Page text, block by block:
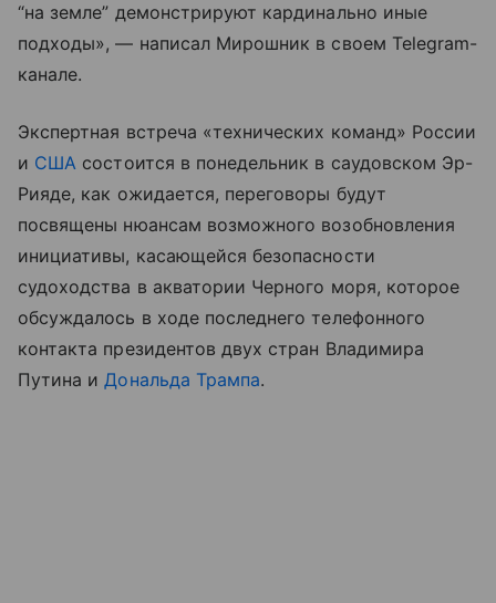
“на земле” демонстрируют кардинально иные
подходы», — написал Мирошник в своем Telegram-
канале.
Экспертная встреча «технических команд» России
и США состоится в понедельник в саудовском Эр-
Рияде, как ожидается, переговоры будут
посвящены нюансам возможного возобновления
инициативы, касающейся безопасности
судоходства в акватории Черного моря, которое
обсуждалось в ходе последнего телефонного
контакта президентов двух стран Владимира
Путина иДональда Трампа.